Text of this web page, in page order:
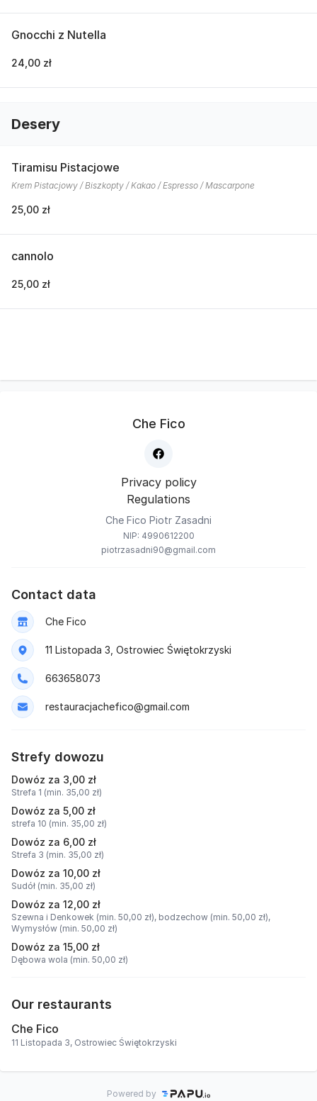
Gnocchi z Nutella
24,00 zł
Desery
Tiramisu Pistacjowe
Krem Pistacjowy / Biszkopty / Kakao / Espresso / Mascarpone
25,00 zł
cannolo
25,00 zł
Che Fico
Privacy policy
Regulations
Che Fico Piotr Zasadni
NIP: 4990612200
piotrzasadni90@gmail.com
Contact data
Che Fico
11 Listopada 3, Ostrowiec Świętokrzyski
663658073
restauracjachefico@gmail.com
Strefy dowozu
Dowóz za 3,00 zł
Strefa 1 (min. 35,00 zł)
Dowóz za 5,00 zł
strefa 10 (min. 35,00 zł)
Dowóz za 6,00 zł
Strefa 3 (min. 35,00 zł)
Dowóz za 10,00 zł
Sudół (min. 35,00 zł)
Dowóz za 12,00 zł
Szewna i Denkowek (min. 50,00 zł), bodzechow (min. 50,00 zł),
Wymysłów (min. 50,00 zł)
Dowóz za 15,00 zł
Dębowa wola (min. 50,00 zł)
Our restaurants
Che Fico
11 Listopada 3, Ostrowiec Świętokrzyski
Powered by